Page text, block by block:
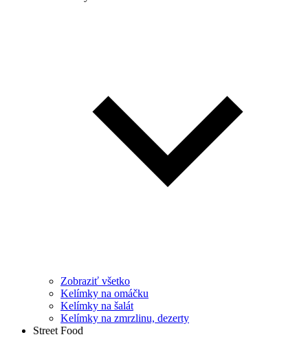
Zobraziť všetko
Kelímky na omáčku
Kelímky na šalát
Kelímky na zmrzlinu, dezerty
Street Food